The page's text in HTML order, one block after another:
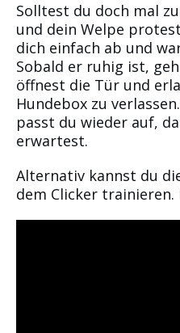
Solltest du doch mal
und dein Welpe
dich einfach ab und
Sobald er ruhig ist,
öffnest die Tür und
Hundebox zu
passt du wieder auf,
erwartest.
Alternativ kannst du
dem Clicker trainieren.